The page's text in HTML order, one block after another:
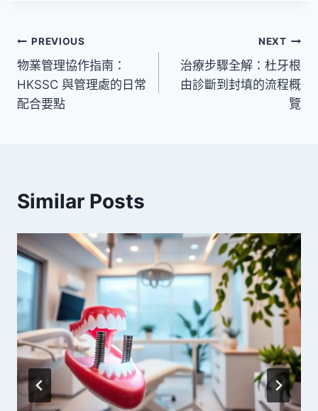
文
章
導
PREVIOUS
物業管理協作指南：
HKSSC 與管理處的日常
配合要點
NEXT
治療步驟全解：杜牙根
由診斷到封填的流程概
覽
Similar Posts